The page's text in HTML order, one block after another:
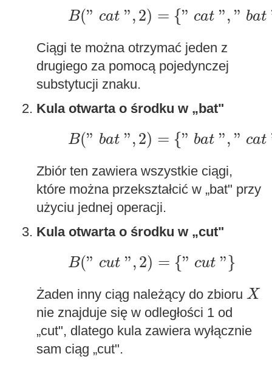
B(" cat ",2) = {" cat ", " bat
" ca t", {"c ", "b at "}
Ciągi te można otrzymać jeden z
drugiego za pomocą pojedynczej
substytucji znaku.
Kula otwarta o środku w „bat"
B(" bat ",2) = {" bat ", " cat
B(" b t", {"bat", "c at "}
Zbiór ten zawiera wszystkie ciągi,
które można przekształcić w „bat" przy
użyciu jednej operacji.
Kula otwarta o środku w „cut"
B(" cut ",2) = {" cut "}
B("c u ",2 "cu t"}
Żaden inny ciąg należący do zbioru X
X
nie znajduje się w odległości 1 od
„cut", dlatego kula zawiera wyłącznie
sam ciąg „cut".